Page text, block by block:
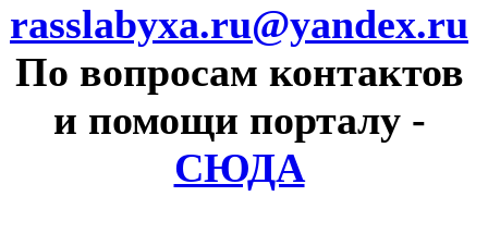
rasslabyxa.ru@yandex.ru
По вопросам контактов
и помощи порталу -
СЮДА